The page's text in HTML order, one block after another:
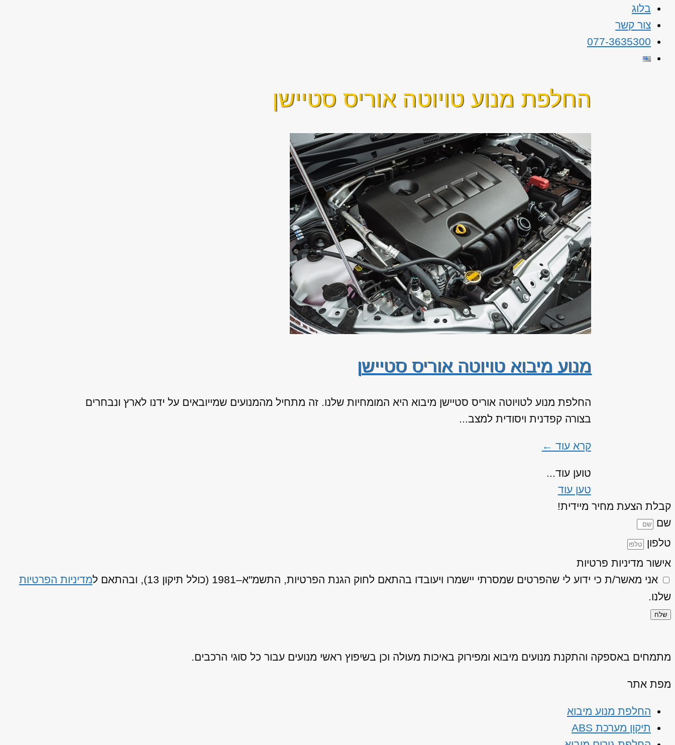
בלוג
צור קשר
077-3635300
החלפת מנוע טויוטה אוריס סטיישן
מנוע מיבוא טויוטה אוריס סטיישן
החלפת מנוע לטויוטה אוריס סטיישן מיבוא היא המומחיות שלנו. זה מתחיל מהמנועים שמייובאים על ידנו לארץ ונבחרים
בצורה קפדנית ויסודית למצב...
קרא עוד ←
טוען עוד...
טען עוד
קבלת הצעת מחיר מיידית!
שם
טלפון
אישור מדיניות פרטיות
אני מאשר/ת כי ידוע לי שהפרטים שמסרתי יישמרו ויעובדו בהתאם לחוק הגנת הפרטיות, התשמ"א–1981 (כולל תיקון 13), ובהתאם ל
מדיניות הפרטיות
שלנו.
שלח
מתמחים באספקה והתקנת מנועים מיבוא ומפירוק באיכות מעולה וכן בשיפוץ ראשי מנועים עבור כל סוגי הרכבים.
מפת אתר
החלפת מנוע מיבוא
תיקון מערכת ABS